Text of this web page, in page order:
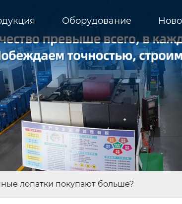
Оборудование
лопатки покупают больше?